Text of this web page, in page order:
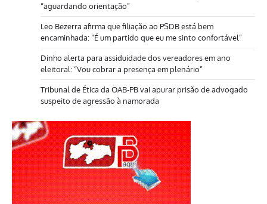
“aguardando orientação”
Leo Bezerra afirma que filiação ao PSDB está bem
encaminhada: “É um partido que eu me sinto confortável”
Dinho alerta para assiduidade dos vereadores em ano
eleitoral: “Vou cobrar a presença em plenário”
Tribunal de Ética da OAB-PB vai apurar prisão de advogado
suspeito de agressão à namorada